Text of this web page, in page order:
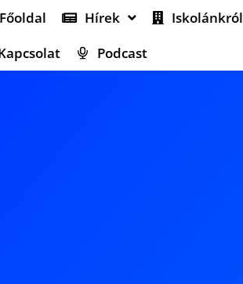
Főoldal Hírek Iskolánkról
Podcast